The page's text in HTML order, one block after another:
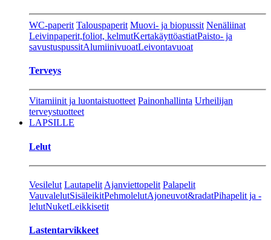
WC-paperit Talouspaperit Muovi- ja biopussit Nenäliinat
Leivinpaperit,foliot, kelmutKertakäyttöastiatPaisto- ja
savustuspussitAlumiinivuoatLeivontavuoat
Terveys
Vitamiinit ja luontaistuotteet Painonhallinta Urheilijan
terveystuotteet
LAPSILLE
Lelut
Vesilelut Lautapelit Ajanviettopelit Palapelit
VauvalelutSisäleikitPehmolelutAjoneuvot&radatPihapelit ja -
lelutNuketLeikkisetit
Lastentarvikkeet